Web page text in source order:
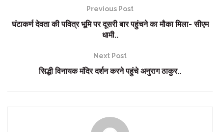
Previous Post
घंटाकर्ण देवता की पवित्र भूमि पर दूसरी बार पहुंचने का मौका मिला- सीएम
धामी..
Next Post
सिद्धी विनायक मंदिर दर्शन करने पहुंचे अनुराग ठाकुर..